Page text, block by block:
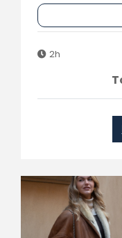
2h